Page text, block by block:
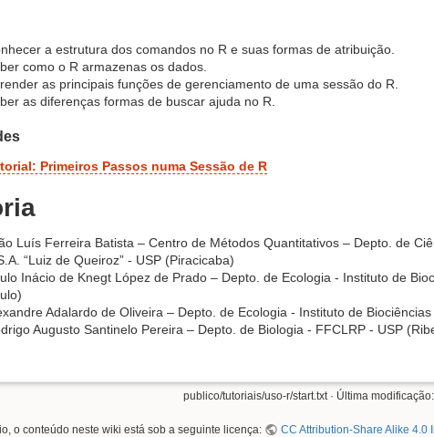
a estrutura dos comandos no R e suas formas de atribuição.
como o R armazenas os dados.
as principais funções de gerenciamento de uma sessão do R.
as diferenças formas de buscar ajuda no R.
Primeiros Passos numa Sessão de R
Luís Ferreira Batista – Centro de Métodos Quantitativos – Depto. de
“Luiz de Queiroz” - USP (Piracicaba)
Inácio de Knegt López de Prado – Depto. de Ecologia - Instituto de
Adalardo de Oliveira – Depto. de Ecologia - Instituto de
Augusto Santinelo Pereira – Depto. de Biologia - FFCLRP - USP
publico/tutoriais/uso-r/start.txt· Última modificação:
o conteúdo neste wiki está sob a seguinte licença: CC Attribution-Share Alike 4.0